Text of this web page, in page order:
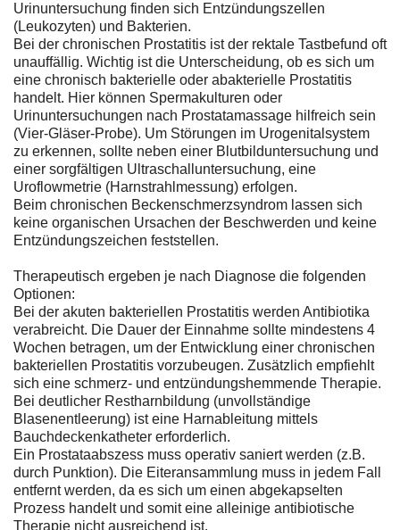
Urinuntersuchung finden sich Entzündungszellen
(Leukozyten) und Bakterien.
Bei der chronischen Prostatitis ist der rektale Tastbefund oft
unauffällig. Wichtig ist die Unterscheidung, ob es sich um
eine chronisch bakterielle oder abakterielle Prostatitis
handelt. Hier können Spermakulturen oder
Urinuntersuchungen nach Prostatamassage hilfreich sein
(Vier-Gläser-Probe). Um Störungen im Urogenitalsystem
zu erkennen, sollte neben einer Blutbilduntersuchung und
einer sorgfältigen Ultraschalluntersuchung, eine
Uroflowmetrie (Harnstrahlmessung) erfolgen.
Beim chronischen Beckenschmerzsyndrom lassen sich
keine organischen Ursachen der Beschwerden und keine
Entzündungszeichen feststellen.
Therapeutisch ergeben je nach Diagnose die folgenden
Optionen:
Bei der akuten bakteriellen Prostatitis werden Antibiotika
verabreicht. Die Dauer der Einnahme sollte mindestens 4
Wochen betragen, um der Entwicklung einer chronischen
bakteriellen Prostatitis vorzubeugen. Zusätzlich empfiehlt
sich eine schmerz- und entzündungshemmende Therapie.
Bei deutlicher Restharnbildung (unvollständige
Blasenentleerung) ist eine Harnableitung mittels
Bauchdeckenkatheter erforderlich.
Ein Prostataabszess muss operativ saniert werden (z.B.
durch Punktion). Die Eiteransammlung muss in jedem Fall
entfernt werden, da es sich um einen abgekapselten
Prozess handelt und somit eine alleinige antibiotische
Therapie nicht ausreichend ist.